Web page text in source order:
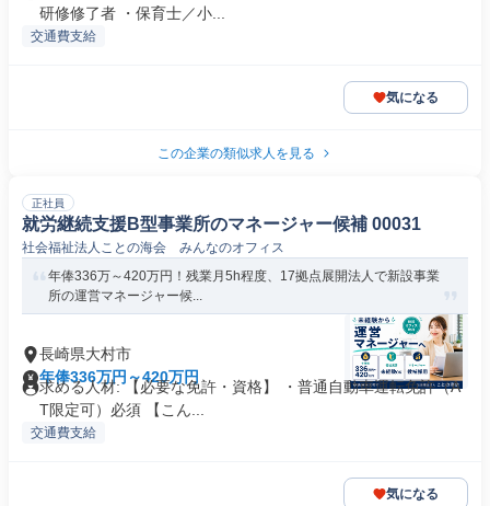
研修修了者 ・保育士／小...
交通費支給
気になる
この企業の類似求人を見る
正社員
就労継続支援B型事業所のマネージャー候補 00031
社会福祉法人ことの海会 みんなのオフィス
年俸336万～420万円！残業月5h程度、17拠点展開法人で新設事業
所の運営マネージャー候...
長崎県大村市
年俸336万円～420万円
求める人材: 【必要な免許・資格】 ・普通自動車運転免許（A
T限定可）必須 【こん...
交通費支給
気になる